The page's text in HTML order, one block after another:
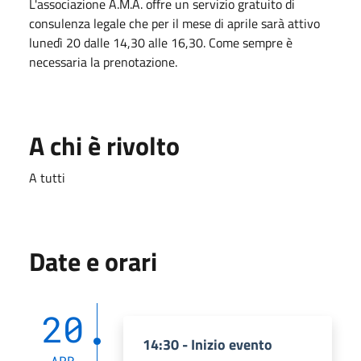
consulenza legale che per il mese di aprile sarà attivo
lunedì 20 dalle 14,30 alle 16,30. Come sempre è
necessaria la prenotazione.
A chi è rivolto
A tutti
Date e orari
20 14:30 - Inizio evento